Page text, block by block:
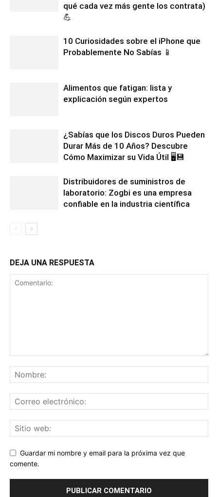
qué cada vez más gente los contrata)
💪
10 Curiosidades sobre el iPhone que
Probablemente No Sabías 📱
Alimentos que fatigan: lista y
explicación según expertos
¿Sabías que los Discos Duros Pueden
Durar Más de 10 Años? Descubre
Cómo Maximizar su Vida Útil 🖥️💾
Distribuidores de suministros de
laboratorio: Zogbi es una empresa
confiable en la industria científica
DEJA UNA RESPUESTA
Guardar mi nombre y email para la próxima vez que
comente.